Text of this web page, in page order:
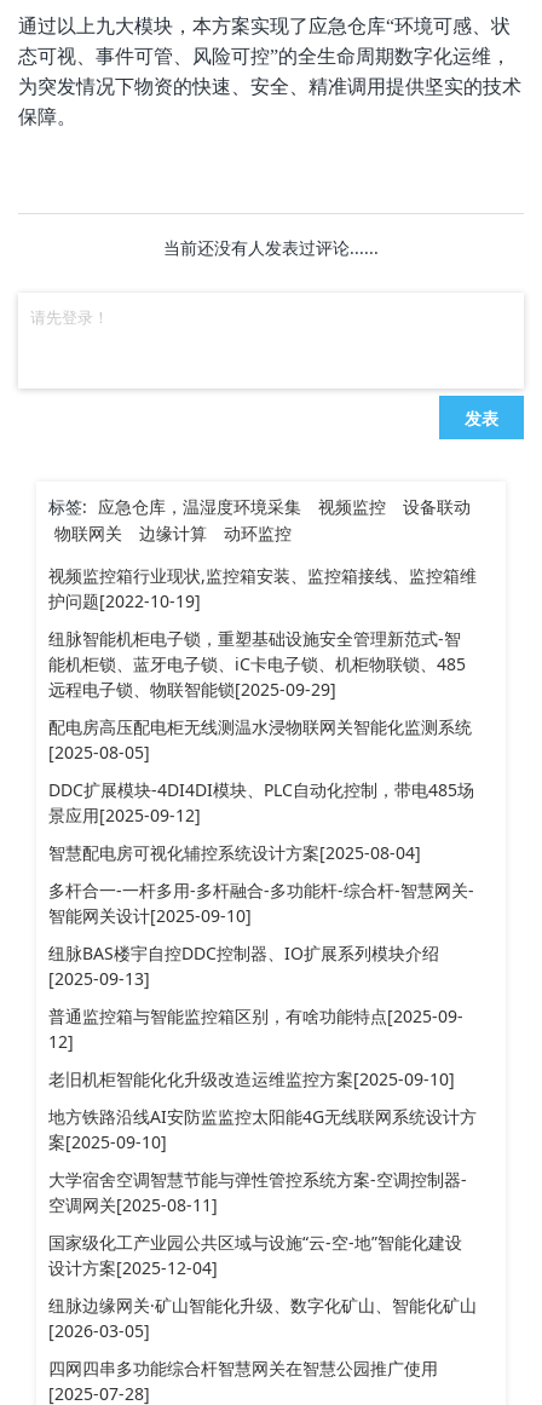
通过以上九大模块，本方案实现了应急仓库“环境可感、状
态可视、事件可管、风险可控”的全生命周期数字化运维，
为突发情况下物资的快速、安全、精准调用提供坚实的技术
保障。
当前还没有人发表过评论......
发表
标签: 应急仓库，温湿度环境采集 视频监控
设备联动
物联网关
边缘计算
动环监控
视频监控箱行业现状,监控箱安装、监控箱接线、监控箱维
护问题[2022-10-19]
纽脉智能机柜电子锁，重塑基础设施安全管理新范式-智
能机柜锁、蓝牙电子锁、iC卡电子锁、机柜物联锁、485
远程电子锁、物联智能锁[2025-09-29]
配电房高压配电柜无线测温水浸物联网关智能化监测系统
[2025-08-05]
DDC扩展模块-4DI4DI模块、PLC自动化控制，带电485场
景应用[2025-09-12]
智慧配电房可视化辅控系统设计方案[2025-08-04]
多杆合一-一杆多用-多杆融合-多功能杆-综合杆-智慧网关-
智能网关设计[2025-09-10]
纽脉BAS楼宇自控DDC控制器、IO扩展系列模块介绍
[2025-09-13]
普通监控箱与智能监控箱区别，有啥功能特点[2025-09-
12]
老旧机柜智能化化升级改造运维监控方案[2025-09-10]
地方铁路沿线AI安防监监控太阳能4G无线联网系统设计方
案[2025-09-10]
大学宿舍空调智慧节能与弹性管控系统方案-空调控制器-
空调网关[2025-08-11]
国家级化工产业园公共区域与设施“云-空-地”智能化建设
设计方案[2025-12-04]
纽脉边缘网关·矿山智能化升级、数字化矿山、智能化矿山
[2026-03-05]
四网四串多功能综合杆智慧网关在智慧公园推广使用
[2025-07-28]